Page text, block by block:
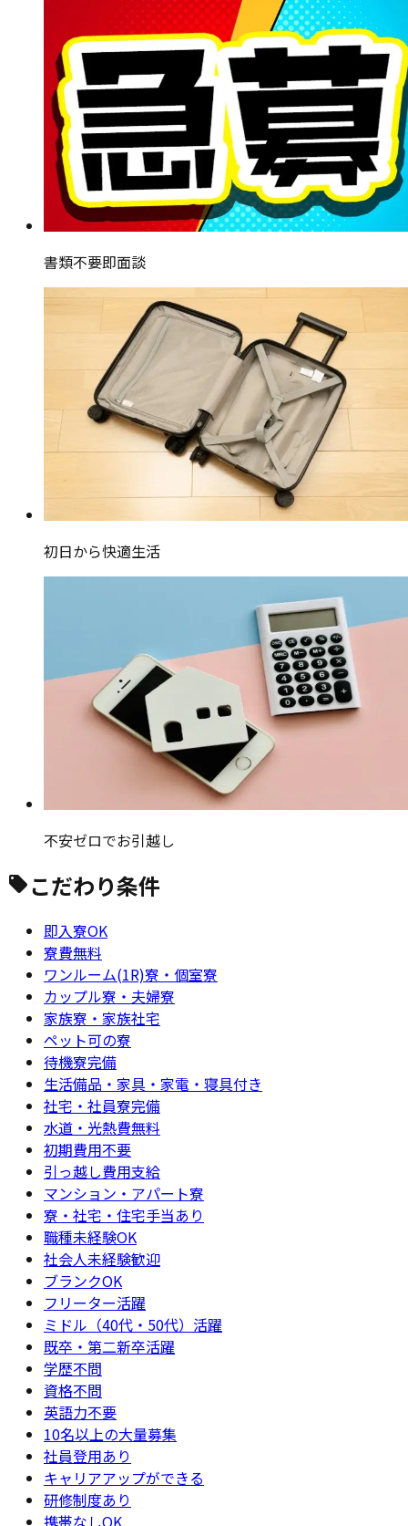
書類不要即面談
初日から快適生活
不安ゼロでお引越し
こだわり条件
即入寮OK
寮費無料
ワンルーム(1R)寮・個室寮
カップル寮・夫婦寮
家族寮・家族社宅
ペット可の寮
待機寮完備
生活備品・家具・家電・寝具付き
社宅・社員寮完備
水道・光熱費無料
初期費用不要
引っ越し費用支給
マンション・アパート寮
寮・社宅・住宅手当あり
職種未経験OK
社会人未経験歓迎
ブランクOK
フリーター活躍
ミドル（40代・50代）活躍
既卒・第二新卒活躍
学歴不問
資格不問
英語力不要
10名以上の大量募集
社員登用あり
キャリアアップができる
研修制度あり
携帯なしOK